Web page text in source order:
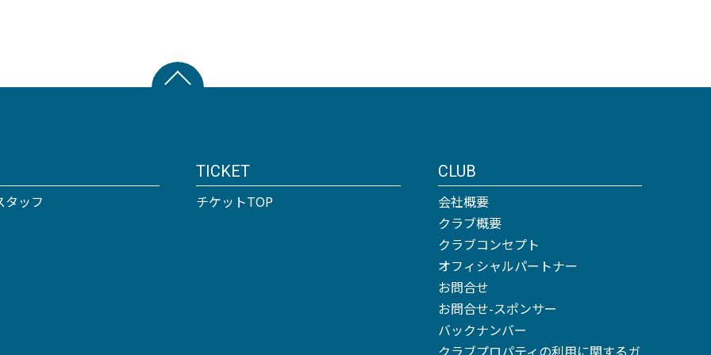
タッフ
TICKET
チケットTOP
CLUB
会社概要
クラブ概要
クラブコンセプト
オフィシャルパートナー
お問合せ
お問合せ-スポンサー
バックナンバー
クラブプロパティの利用に関するガ